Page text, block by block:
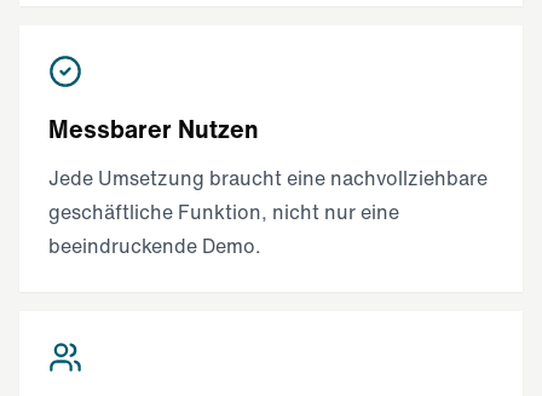
Messbarer Nutzen
Jede Umsetzung braucht eine nachvollziehbare
geschäftliche Funktion, nicht nur eine
beeindruckende Demo.